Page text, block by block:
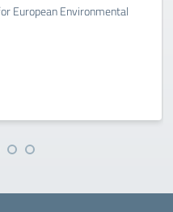
European Environmental